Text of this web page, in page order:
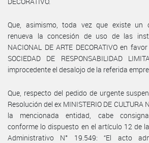
Que, asimismo, toda vez que existe un
renueva la concesión de uso de las
NACIONAL DE ARTE DECORATIVO en
SOCIEDAD DE RESPONSABILIDAD
improcedente el desalojo de la referida
Que, respecto del pedido de urgente
Resolución del ex MINISTERIO DE
la mencionada entidad, cabe
conforme lo dispuesto en el artículo 12 de
Administrativo N° 19.549: “El acto